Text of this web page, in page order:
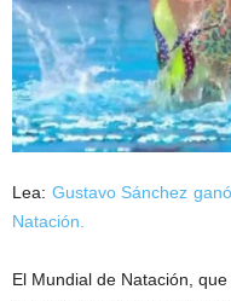
Lea: Gustavo Sánchez
Natación.
El Mundial de Natación,